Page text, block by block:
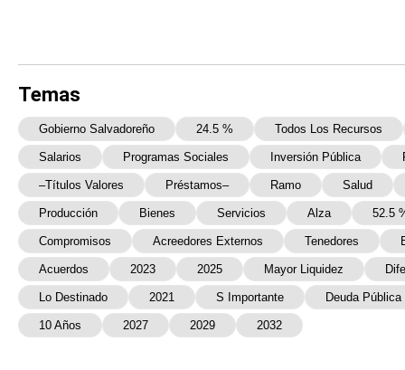
Temas
Gobierno Salvadoreño 24.5 % Todos Los Recursos
Salarios Programas Sociales Inversión Pública
–títulos Valores Préstamos– Ramo Salud
Producción Bienes Servicios Alza 52.5
Compromisos Acreedores Externos Tenedores
Acuerdos 2023 2025 Mayor Liquidez
Lo Destinado 2021 S Importante Deuda Pública
10 Años 2027 2029 2032